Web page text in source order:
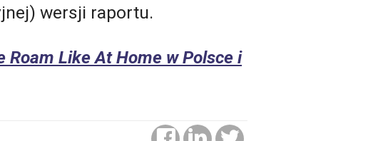
wersji raportu.
Like At Home w Polsce i